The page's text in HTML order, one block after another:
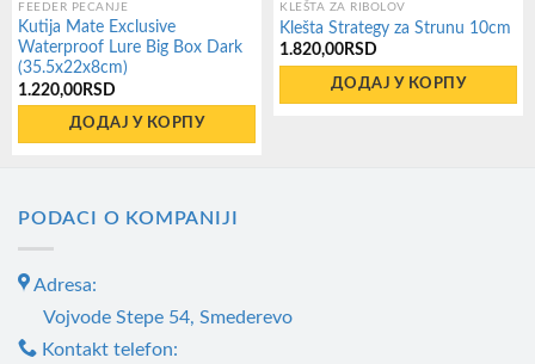
FEEDER PECANJE
Kutija Mate Exclusive
Waterproof Lure Big Box Dark
(35.5x22x8cm)
1.220,00 RSD
ДОДАЈ У КОРПУ
KLEŠTA ZA RIBOLOV
Klešta Strategy za Strunu 10cm
1.820,00 RSD
ДОДАЈ У КОРПУ
PODACI O KOMPANIJI
Adresa:
Vojvode Stepe 54, Smederevo
Kontakt telefon: